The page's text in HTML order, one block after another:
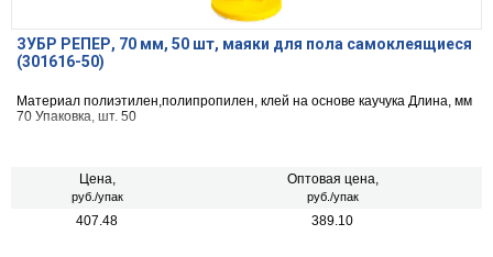
ЗУБР РЕПЕР, 70 мм, 50 шт, маяки для пола самоклеящиеся
(301616-50)
Материал полиэтилен,полипропилен, клей на основе каучука Длина, мм
70 Упаковка, шт. 50
Цена,
руб./упак
Оптовая цена,
руб./упак
407.48 389.10